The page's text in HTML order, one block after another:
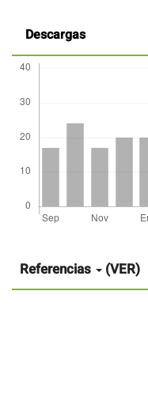
Descargas
artículo
Referencias (VER)